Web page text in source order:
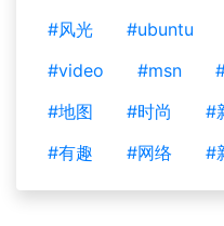
#风光
#ubuntu
#video
#msn
#地图
#时尚 #
#有趣
#网络 #